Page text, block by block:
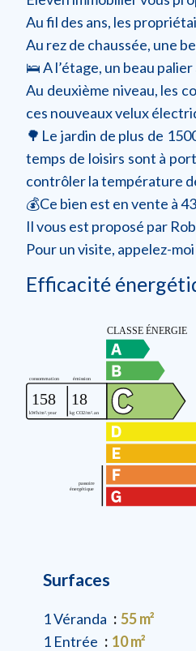
Au fil des ans, les
Au rez de chaussée, une
🛌 A l’étage, un beau
Au deuxième niveau, les
ces nouveaux velux
🌳Le jardin de plus de
temps de loisirs sont à
contrôler la température
💰Ce bien est en vente à
Il vous est proposé par
Pour un visite, appelez-
Efficacité
Surfaces
1 Véranda
55 m²
1 Entrée
10 m²